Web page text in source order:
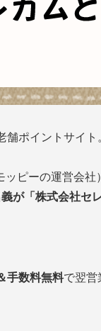
舗ポイントサイ
ピーの運営会社
が「株式会社セ
手数料無料で翌営